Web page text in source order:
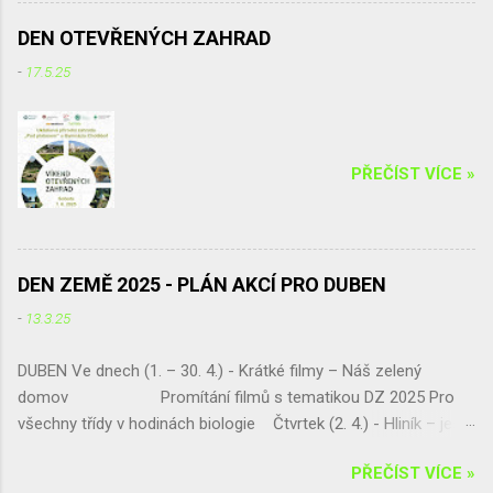
s problematikou palmového oleje, příprava turnaje
v přehazované... Lorencovou 17.00 – 17.30
Víťa Kučera ) V době od 14.30 hodin Vám
DEN OTEVŘENÝCH ZAHRAD
- 17.5.25
PŘEČÍST VÍCE »
DEN ZEMĚ 2025 - PLÁN AKCÍ PRO DUBEN
- 13.3.25
DUBEN Ve dnech (1. – 30. 4.) - Krátké filmy – Náš zelený
domov Promítání filmů s tematikou DZ 2025 Pro
všechny třídy v hodinách biologie Čtvrtek (2. 4.) - Hliník – ještě
sčítá a vyhodnocuje Pátek (11. 4.) - „Naše živá učebna U
PŘEČÍST VÍCE »